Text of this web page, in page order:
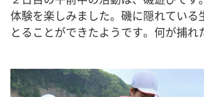
体験を楽しみました。磯に隠れている
とることができたようです。何が捕れ